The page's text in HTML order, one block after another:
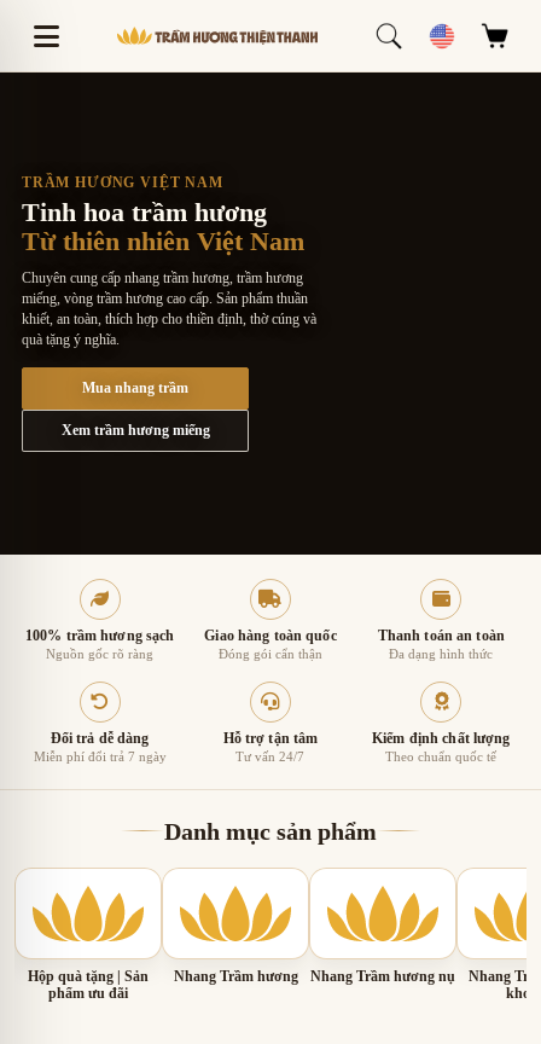
TRẦM HƯƠNG VIỆT NAM
Tinh hoa trầm hương
Từ thiên nhiên Việt Nam
Chuyên cung cấp nhang trầm hương, trầm hương
miếng, vòng trầm hương cao cấp. Sản phẩm thuần
khiết, an toàn, thích hợp cho thiền định, thờ cúng và
quà tặng ý nghĩa.
Mua nhang trầm
Xem trầm hương miếng
100% trầm hương sạch
Nguồn gốc rõ ràng
Giao hàng toàn quốc
Đóng gói cẩn thận
Thanh toán an toàn
Đa dạng hình thức
Đổi trả dễ dàng
Miễn phí đổi trả 7 ngày
Hỗ trợ tận tâm
Tư vấn 24/7
Kiểm định chất lượng
Theo chuẩn quốc tế
Danh mục sản phẩm
Hộp quà tặng | Sản
phẩm ưu đãi
Nhang Trầm hương Nhang Trầm hương nụ
Nhang